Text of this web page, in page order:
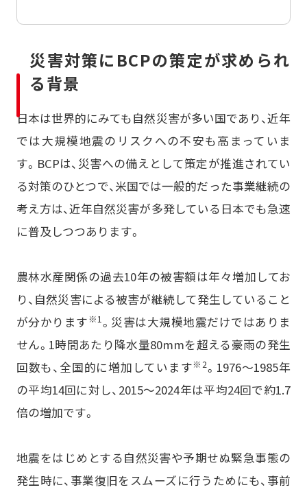
災害対策にBCPの策定が求められ
る背景
日本は世界的にみても自然災害が多い国であり、近年
では大規模地震のリスクへの不安も高まっていま
す。BCPは、災害への備えとして策定が推進されてい
る対策のひとつで、米国では一般的だった事業継続の
考え方は、近年自然災害が多発している日本でも急速
に普及しつつあります。
農林水産関係の過去10年の被害額は年々増加してお
り、自然災害による被害が継続して発生していること
が分かります※1。災害は大規模地震だけではありま
せん。1時間あたり降水量80mmを超える豪雨の発生
回数も、全国的に増加しています※2。1976〜1985年
の平均14回に対し、2015〜2024年は平均24回で約1.7
倍の増加です。
地震をはじめとする自然災害や予期せぬ緊急事態の
発生時に、事業復旧をスムーズに行うためにも、事前